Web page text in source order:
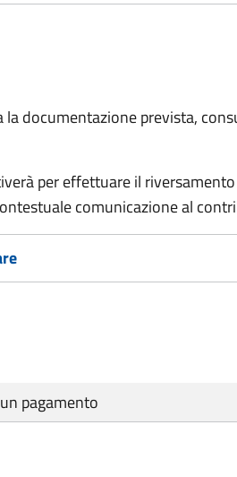
documentazione prevista,
per effettuare il riversamento
comunicazione al
pagamento